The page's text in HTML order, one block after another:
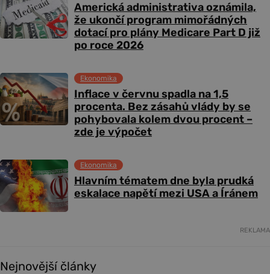
Americká administrativa oznámila,
že ukončí program mimořádných
dotací pro plány Medicare Part D již
po roce 2026
Inflace v červnu spadla na 1,5
procenta. Bez zásahů vlády by se
pohybovala kolem dvou procent –
zde je výpočet
Ekonomika
Hlavním tématem dne byla prudká
eskalace napětí mezi USA a Íránem
Ekonomika
REKLAMA
Nejnovější články